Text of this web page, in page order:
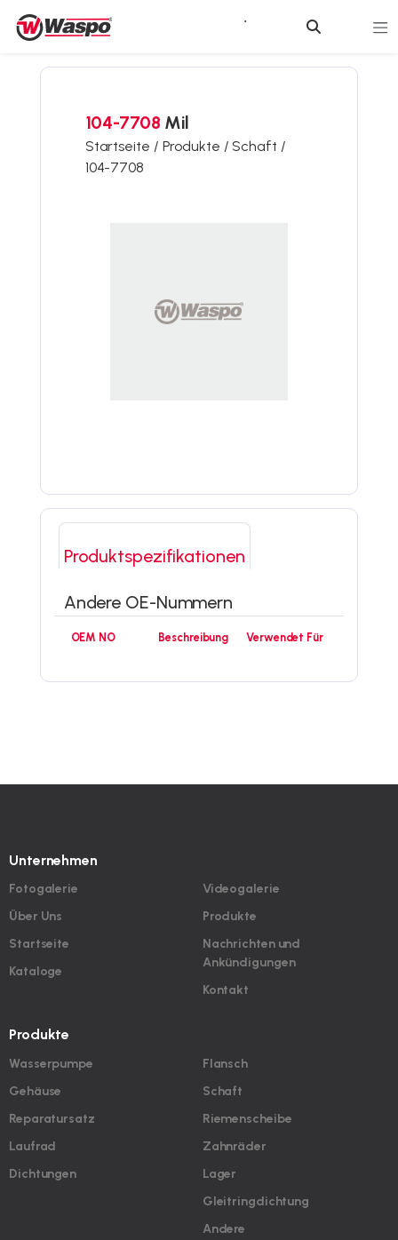
104-7708 Mil
Startseite / Produkte / Schaft /
104-7708
Produktspezifikationen
Andere OE-Nummern
OEM NO Beschreibung Verwendet Für
Unternehmen
Fotogalerie
Über Uns
Startseite
Kataloge
Videogalerie
Produkte
Nachrichten und
Ankündigungen
Kontakt
Produkte
Wasserpumpe
Gehäuse
Reparatursatz
Laufrad
Dichtungen
Flansch
Schaft
Riemenscheibe
Zahnräder
Lager
Gleitringdichtung
Andere